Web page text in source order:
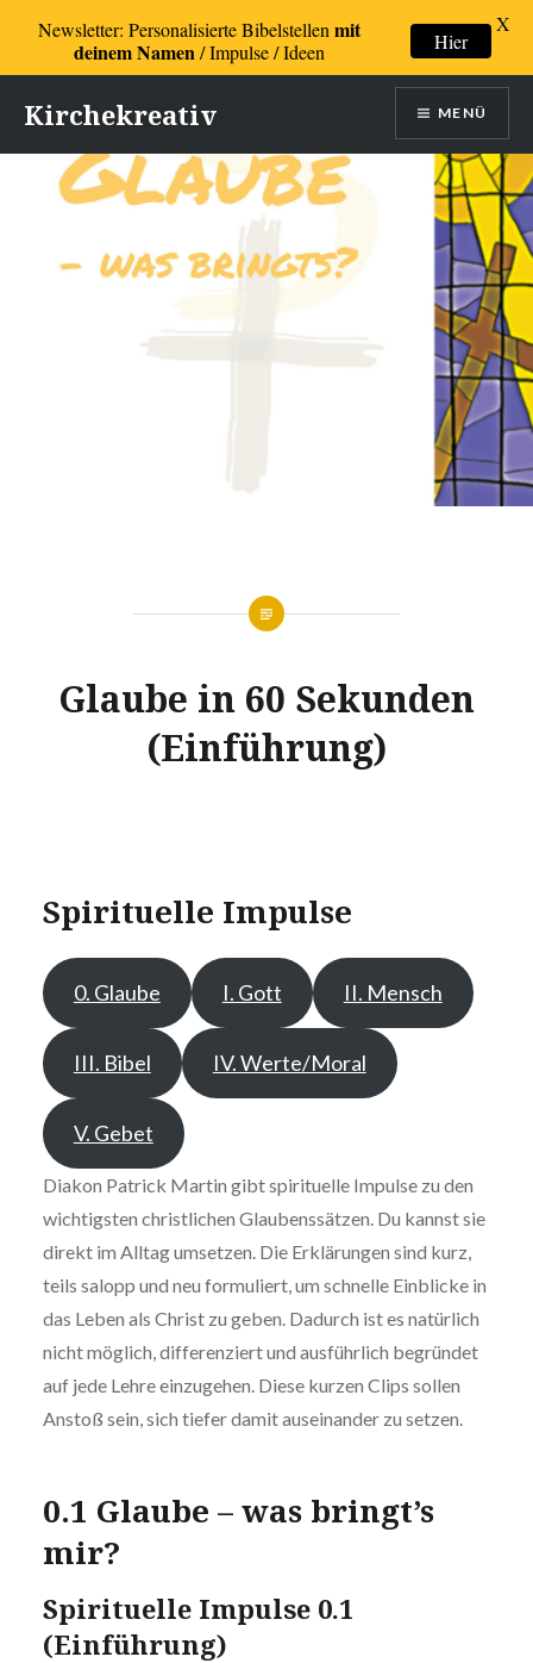
zum
Inhalt
Kirchekreativ MENÜ
Glaube in 60 Sekunden
(Einführung)
Spirituelle Impulse
0. Glaube I. Gott II. Mensch
III. Bibel IV. Werte/Moral
V. Gebet
Diakon Patrick Martin gibt spirituelle Impulse zu den
wichtigsten christlichen Glaubenssätzen. Du kannst sie
direkt im Alltag umsetzen. Die Erklärungen sind kurz,
teils salopp und neu formuliert, um schnelle Einblicke in
das Leben als Christ zu geben. Dadurch ist es natürlich
nicht möglich, differenziert und ausführlich begründet
auf jede Lehre einzugehen. Diese kurzen Clips sollen
Anstoß sein, sich tiefer damit auseinander zu setzen.
0.1 Glaube – was bringt’s
mir?
Spirituelle Impulse 0.1
(Einführung)
Newsletter: Personalisierte Bibelstellen mit
deinem Namen/ Impulse / Ideen Hier
X